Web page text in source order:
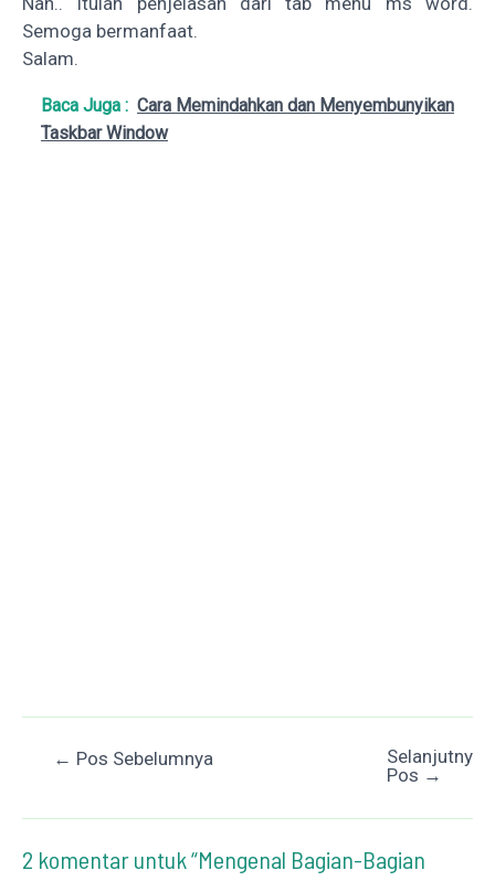
Semoga bermanfaat.
Salam.
Baca Juga : Cara Memindahkan dan Menyembunyikan
Taskbar Window
Post← Pos Sebelumnya
Selanjutnya
Pos →
2 komentar untuk “Mengenal Bagian-Bagian